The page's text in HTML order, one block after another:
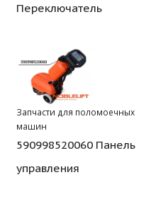
Переключатель
Запчасти для поломоечных
машин
590998520060 Панель
управления